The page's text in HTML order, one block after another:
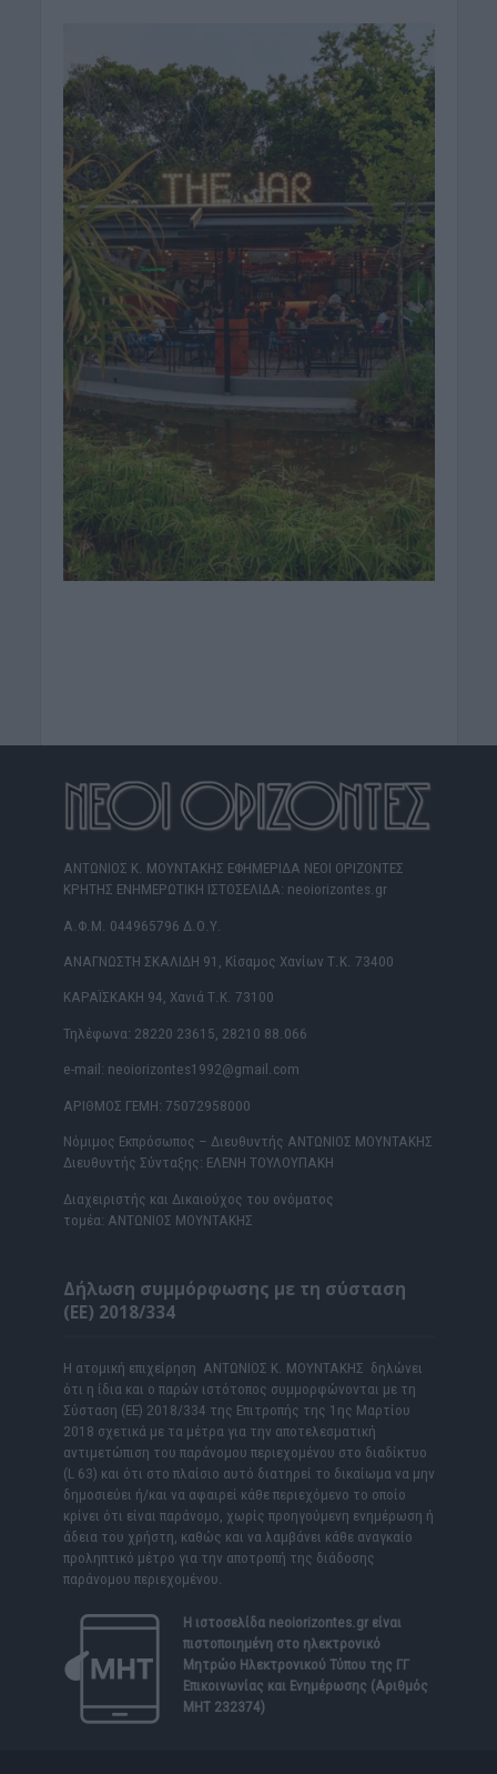
ΑΝΤΩΝΙΟΣ Κ. ΜΟΥΝΤΑΚΗΣ ΕΦΗΜΕΡΙΔΑ ΝΕΟΙ ΟΡΙΖΟΝΤΕΣ
ΚΡΗΤΗΣ ΕΝΗΜΕΡΩΤΙΚΗ ΙΣΤΟΣΕΛΙΔΑ: neoiorizontes.gr
Α.Φ.Μ. 044965796 Δ.Ο.Υ.
ΑΝΑΓΝΩΣΤΗ ΣΚΑΛΙΔΗ 91, Κίσαμος Χανίων Τ.Κ. 73400
ΚΑΡΑΪΣΚΑΚΗ 94, Χανιά Τ.Κ. 73100
Τηλέφωνα: 28220 23615, 28210 88.066
e-mail: neoiorizontes1992@gmail.com
ΑΡΙΘΜΟΣ ΓΕΜΗ: 75072958000
Νόμιμος Εκπρόσωπος – Διευθυντής ΑΝΤΩΝΙΟΣ ΜΟΥΝΤΑΚΗΣ
Διευθυντής Σύνταξης: ΕΛΕΝΗ ΤΟΥΛΟΥΠΑΚΗ
Διαχειριστής και Δικαιούχος του ονόματος
τομέα: ΑΝΤΩΝΙΟΣ ΜΟΥΝΤΑΚΗΣ
Δήλωση συμμόρφωσης με τη σύσταση
(ΕΕ) 2018/334
Η ατομική επιχείρηση ΑΝΤΩΝΙΟΣ Κ. ΜΟΥΝΤΑΚΗΣ δηλώνει
ότι η ίδια και ο παρών ιστότοπος συμμορφώνονται με τη
Σύσταση (ΕΕ) 2018/334 της Επιτροπής της 1ης Μαρτίου
2018 σχετικά με τα μέτρα για την αποτελεσματική
αντιμετώπιση του παράνομου περιεχομένου στο διαδίκτυο
(L 63) και ότι στο πλαίσιο αυτό διατηρεί το δικαίωμα να μην
δημοσιεύει ή/και να αφαιρεί κάθε περιεχόμενο το οποίο
κρίνει ότι είναι παράνομο, χωρίς προηγούμενη ενημέρωση ή
άδεια του χρήστη, καθώς και να λαμβάνει κάθε αναγκαίο
προληπτικό μέτρο για την αποτροπή της διάδοσης
παράνομου περιεχομένου.
Η ιστοσελίδα neoiorizontes.grείναι
πιστοποιημένη στο ηλεκτρονικό
Μητρώο Ηλεκτρονικού Τύπου της ΓΓ
Επικοινωνίας και Ενημέρωσης (Αριθμός
ΜΗΤ 232374)